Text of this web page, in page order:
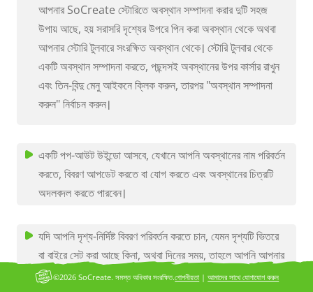
আপনার SoCreate স্টোরিতে অবস্থান সম্পাদনা করার দুটি সহজ
উপায় আছে, হয় সরাসরি দৃশ্যের উপরে পিন করা অবস্থান থেকে অথবা
আপনার স্টোরি টুলবারে সংরক্ষিত অবস্থান থেকে। স্টোরি টুলবার থেকে
একটি অবস্থান সম্পাদনা করতে, পছন্দসই অবস্থানের উপর কার্সার রাখুন
এবং তিন-বিন্দু মেনু আইকনে ক্লিক করুন, তারপর "অবস্থান সম্পাদনা
করুন" নির্বাচন করুন।
একটি পপ-আউট উইন্ডো আসবে, যেখানে আপনি অবস্থানের নাম পরিবর্তন
করতে, বিবরণ আপডেট করতে বা যোগ করতে এবং অবস্থানের চিত্রটি
অদলবদল করতে পারবেন।
যদি আপনি দৃশ্য-নির্দিষ্ট বিবরণ পরিবর্তন করতে চান, যেমন দৃশ্যটি ভিতরে
বা বাইরে সেট করা আছে কিনা, অথবা দিনের সময়, তাহলে আপনি আপনার
স্টোরি স্ট্রিমের মধ্যে থেকে এটি করতে পারেন। এই বিকল্পগুলি আপনাকে
গোপনীয়তা |আমাদের সাথে যোগাযোগ করুন
©2026 SoCreate. সমস্ত অধিকার সংরক্ষিত.